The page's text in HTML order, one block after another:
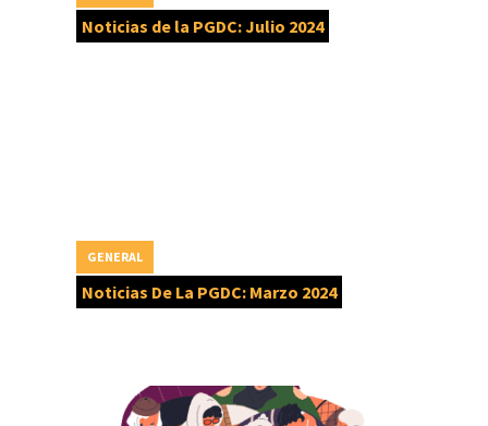
Noticias de la PGDC: Julio 2024
Noticias De La PGDC: Marzo 2024
GENERAL